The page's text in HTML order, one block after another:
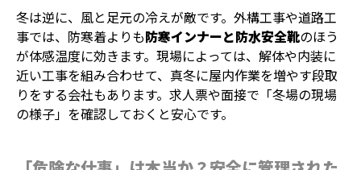
冬は逆に、風と足元の冷えが敵です。外構工事や道路工
事では、防寒着よりも防寒インナーと防水安全靴のほう
が体感温度に効きます。現場によっては、解体や内装に
近い工事を組み合わせて、真冬に屋内作業を増やす段取
りをする会社もあります。求人票や面接で「冬場の現場
の様子」を確認しておくと安心です。